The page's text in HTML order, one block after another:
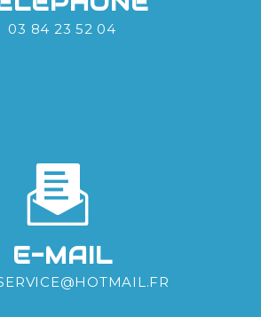
03 84 23 52 04
E-MAIL